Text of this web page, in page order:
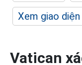
Xem giao
Vatican